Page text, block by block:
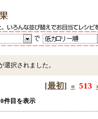
選択されました。
[最初] « 513
件目を表示